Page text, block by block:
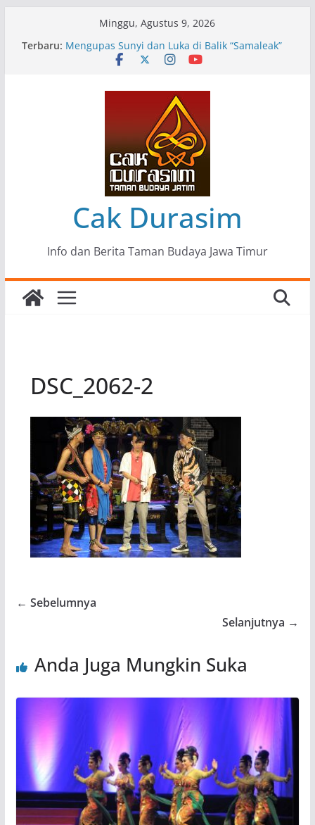
Minggu, Agustus 9, 2026
Terbaru: Pameran Lukisan Komunitas Patria Seni Rupa
Kota Blitar : Ketika “Bergerak” Menjadi Mantra
Mengupas Sunyi dan Luka di Balik “Samaleak”
Menjaga Marwah Seni dan Budaya: Catatan
Kunjungan Kerja Ir. Bambang Haryo Soekartono
(BHS) Anggota DPR RI ke Taman Budaya Jawa
Pameran Tunggal 35 Karya Agus Koecink
“Tumbang Tambang”, Ungkapan Kritis Tentang
Derita Pekerja Pertambangan
Cak Durasim
Info dan Berita Taman Budaya Jawa Timur
DSC_2062-2
← Sebelumnya
Selanjutnya →
Anda Juga Mungkin Suka